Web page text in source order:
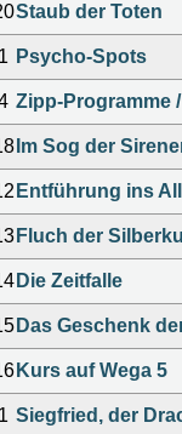
Staub der Toten
1 Psycho-Spots
Zipp-Programme
Im Sog der
Entführung ins All
Fluch der
Die Zeitfalle
Das Geschenk
Kurs auf Wega 5
1 Siegfried, der